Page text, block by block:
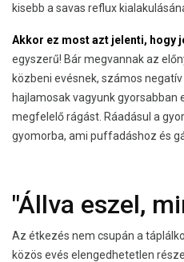
kisebb a savas reflux
Akkor ez most azt jelenti, hogy
egyszerű! Bár megvannak az
közbeni evésnek, számos
hajlamosak vagyunk gyorsabban
megfelelő rágást. Ráadásul a
gyomorba, ami puffadáshoz és
"Állva eszel,
Az étkezés nem csupán a
közös evés elengedhetetlen